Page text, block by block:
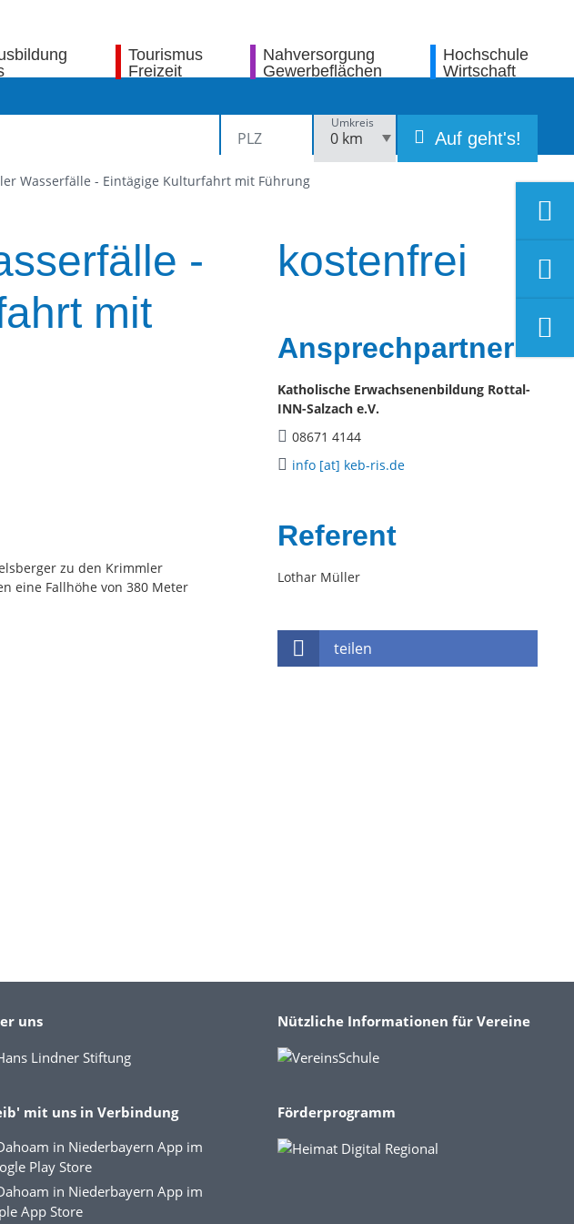
Tourismus
Freizeit
Nahversorgung
Gewerbeflächen
Hochschule
Wirtschaft
Umkreis
Auf geht's!
Wasserfälle - Eintägige Kulturfahrt mit Führung
-
mit
zu den Krimmler
eine Fallhöhe von 380 Meter
kostenfrei
Ansprechpartner
Katholische Erwachsenenbildung Rottal-
INN-Salzach e.V.
08671 4144
info [at] keb-ris.de
Referent
Lothar Müller
teilen
uns
mit uns in Verbindung
Nützliche Informationen für Vereine
Förderprogramm